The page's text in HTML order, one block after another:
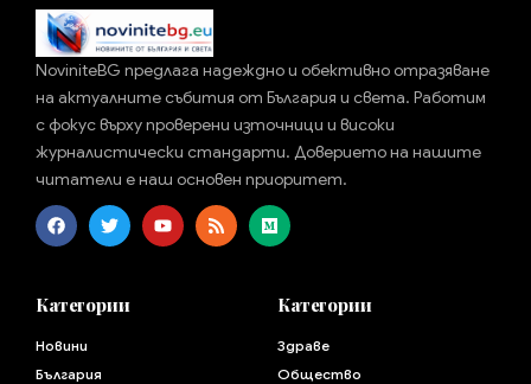
NoviniteBG предлага надеждно и обективно отразяване
на актуалните събития от България и света. Работим
с фокус върху проверени източници и високи
журналистически стандарти. Доверието на нашите
читатели е наш основен приоритет.
Категории
Новини
България
Категории
Здраве
Общество